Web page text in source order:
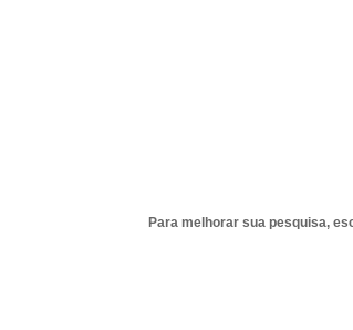
Para melhorar sua pesquisa,